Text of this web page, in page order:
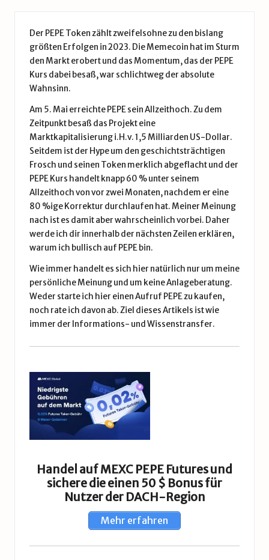
Der PEPE Token zählt zweifelsohne zu den bislang
größten Erfolgen in 2023. Die Memecoin hat im Sturm
den Markt erobert und das Momentum, das der PEPE
Kurs dabei besaß, war schlichtweg der absolute
Wahnsinn.
Am 5. Mai erreichte PEPE sein Allzeithoch. Zu dem
Zeitpunkt besaß das Projekt eine
Marktkapitalisierung i.H.v. 1,5 Milliarden US-Dollar.
Seitdem ist der Hype um den geschichtsträchtigen
Frosch und seinen Token merklich abgeflacht und der
PEPE Kurs handelt knapp 60 % unter seinem
Allzeithoch von vor zwei Monaten, nachdem er eine
80 %ige Korrektur durchlaufen hat. Meiner Meinung
nach ist es damit aber wahrscheinlich vorbei. Daher
werde ich dir innerhalb der nächsten Zeilen erklären,
warum ich bullisch auf PEPE bin.
Wie immer handelt es sich hier natürlich nur um meine
persönliche Meinung und um keine Anlageberatung.
Weder starte ich hier einen Aufruf PEPE zu kaufen,
noch rate ich davon ab. Ziel dieses Artikels ist wie
immer der Informations- und Wissenstransfer.
Handel auf MEXC PEPE Futures und
sichere die einen 50 $ Bonus für
Nutzer der DACH-Region
Mehr erfahren